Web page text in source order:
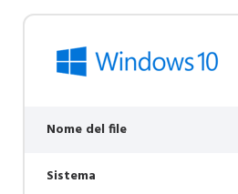
Nome del file
Sistema